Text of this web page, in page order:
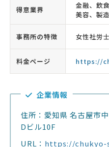
得意業界
金融、飲
美容、製
事務所の特徴 女性社労
料金ページ https://
企業情報
住所：愛知県 名古屋市
Dビル10F
URL： https://chukyo-